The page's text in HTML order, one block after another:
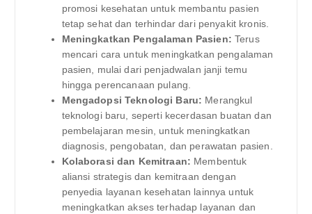
promosi kesehatan untuk membantu pasien
tetap sehat dan terhindar dari penyakit kronis.
Meningkatkan Pengalaman Pasien: Terus
mencari cara untuk meningkatkan pengalaman
pasien, mulai dari penjadwalan janji temu
hingga perencanaan pulang.
Mengadopsi Teknologi Baru: Merangkul
teknologi baru, seperti kecerdasan buatan dan
pembelajaran mesin, untuk meningkatkan
diagnosis, pengobatan, dan perawatan pasien.
Kolaborasi dan Kemitraan: Membentuk
aliansi strategis dan kemitraan dengan
penyedia layanan kesehatan lainnya untuk
meningkatkan akses terhadap layanan dan